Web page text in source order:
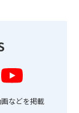
などを掲載